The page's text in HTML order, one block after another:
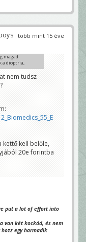
több mint 15 éve
magad
a dioptria,
nem tudsz
kettő kell belőle,
20e forintba
put a lot of effort into
van két kockád, és nem
egy harmadik